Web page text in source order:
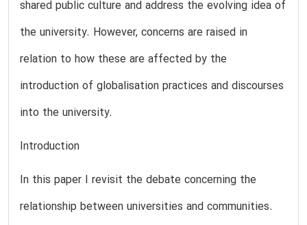
shared public culture and address the evolving idea of
the university. However, concerns are raised in
relation to how these are affected by the
introduction of globalisation practices and discourses
into the university.
Introduction
In this paper I revisit the debate concerning the
relationship between universities and communities.